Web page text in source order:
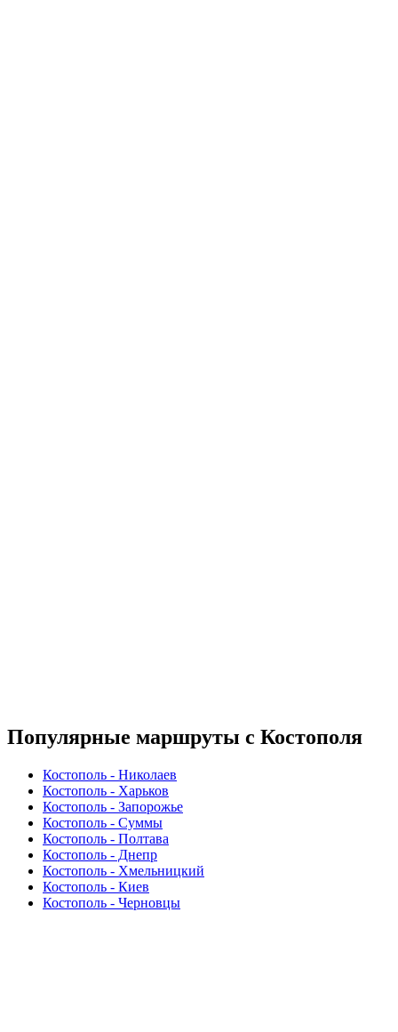
Популярные маршруты с Костополя
Костополь - Николаев
Костополь - Харьков
Костополь - Запорожье
Костополь - Суммы
Костополь - Полтава
Костополь - Днепр
Костополь - Хмельницкий
Костополь - Киев
Костополь - Черновцы